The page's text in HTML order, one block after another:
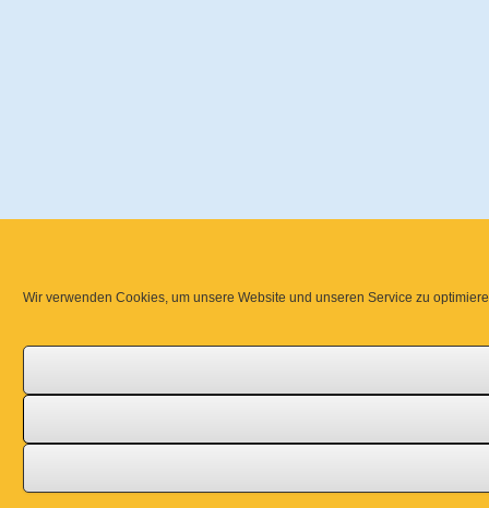
Wir verwenden Cookies, um unsere Website und unseren Service zu